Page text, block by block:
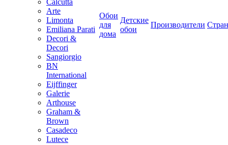
Calcutta
Arte
Limonta
Emiliana Parati
Decori &
Decori
Sangiorgio
BN
International
Eijffinger
Galerie
Arthouse
Graham &
Brown
Casadeco
Lutece
Обои
для
дома
Детские
обои
Производители